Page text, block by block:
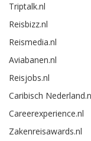
Triptalk.nl
Reisbizz.nl
Reismedia.nl
Aviabanen.nl
Reisjobs.nl
Caribisch
Careerexperience.nl
Zakenreisawards.nl